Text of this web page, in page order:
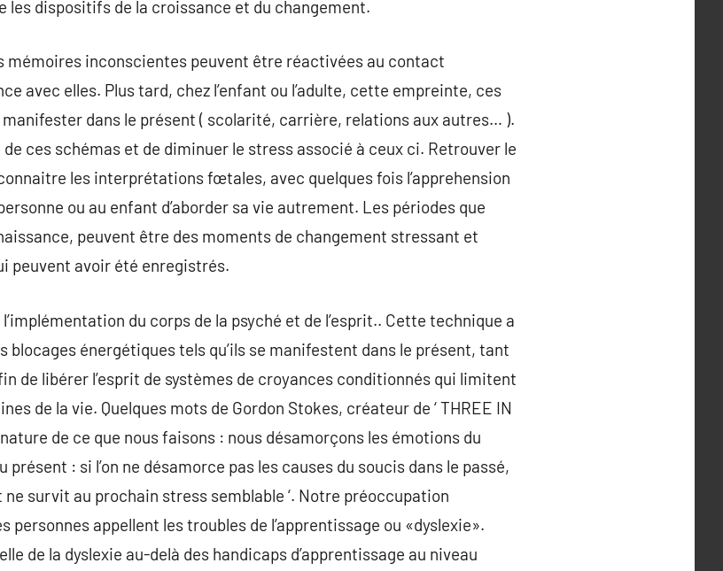
les dispositifs de la croissance et du changement.
mémoires inconscientes peuvent être réactivées au contact
avec elles. Plus tard, chez l’enfant ou l’adulte, cette empreinte, ces
dans le présent ( scolarité, carrière, relations aux autres… ).
ces schémas et de diminuer le stress associé à ceux ci. Retrouver le
les interprétations fœtales, avec quelques fois l’apprehension
ou au enfant d’aborder sa vie autrement. Les périodes que
peuvent être des moments de changement stressant et
peuvent avoir été enregistrés.
du corps de la psyché et de l’esprit.. Cette technique a
énergétiques tels qu’ils se manifestent dans le présent, tant
de libérer l’esprit de systèmes de croyances conditionnés qui limitent
de la vie. Quelques mots de Gordon Stokes, créateur de ‘ THREE IN
nature de ce que nous faisons : nous désamorçons les émotions du
: si l’on ne désamorce pas les causes du soucis dans le passé,
survit au prochain stress semblable ‘. Notre préoccupation
personnes appellent les troubles de l’apprentissage ou «dyslexie».
de la dyslexie au-delà des handicaps d’apprentissage au niveau